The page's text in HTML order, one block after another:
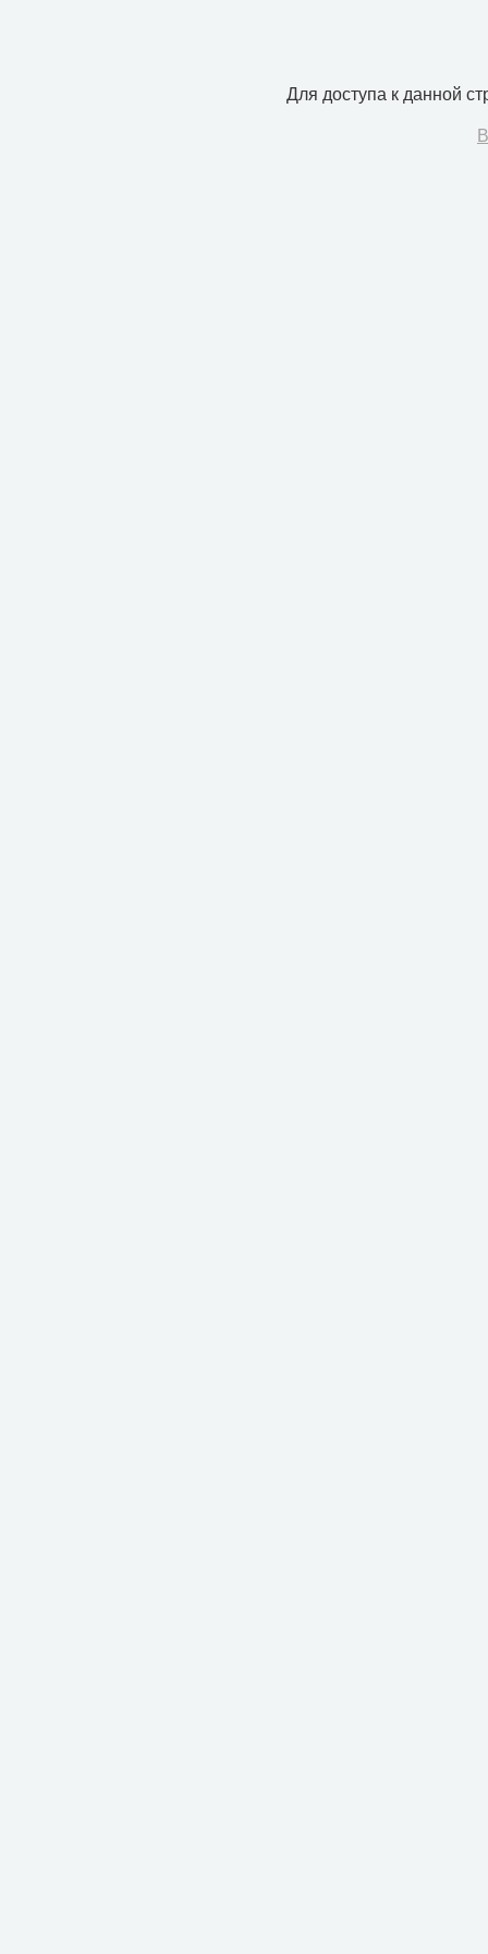
Для доступа к данной